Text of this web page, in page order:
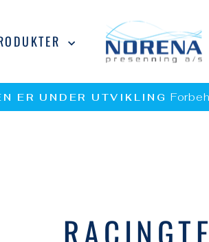
Pause
ER UNDER UTVIKLING